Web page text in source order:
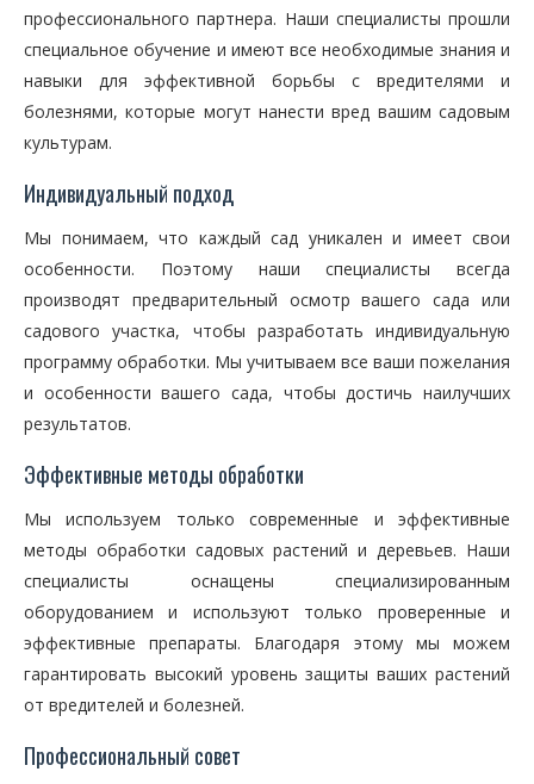
профессионального партнера. Наши специалисты прошли
специальное обучение и имеют все необходимые знания и
навыки для эффективной борьбы с вредителями и
болезнями, которые могут нанести вред вашим садовым
культурам.
Индивидуальный подход
Мы понимаем, что каждый сад уникален и имеет свои
особенности. Поэтому наши специалисты всегда
производят предварительный осмотр вашего сада или
садового участка, чтобы разработать индивидуальную
программу обработки. Мы учитываем все ваши пожелания
и особенности вашего сада, чтобы достичь наилучших
результатов.
Эффективные методы обработки
Мы используем только современные и эффективные
методы обработки садовых растений и деревьев. Наши
специалисты оснащены специализированным
оборудованием и используют только проверенные и
эффективные препараты. Благодаря этому мы можем
гарантировать высокий уровень защиты ваших растений
от вредителей и болезней.
Профессиональный совет